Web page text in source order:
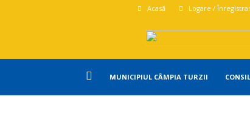
Acasă Logare /
Primăria MUNICIPIUL CÂMPIA TURZII